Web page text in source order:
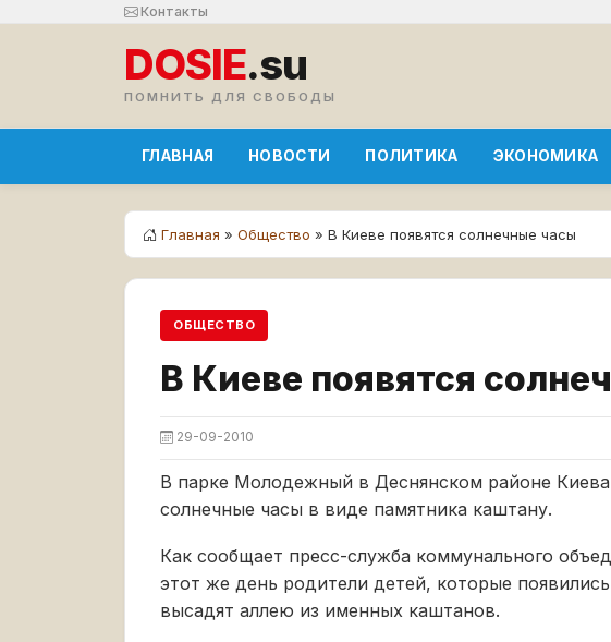
Контакты
DOSIE.su
ПОМНИТЬ ДЛЯ СВОБОДЫ
ГЛАВНАЯ НОВОСТИ ПОЛИТИКА ЭКОНОМИКА
Главная » Общество » В Киеве появятся солнечные часы
ОБЩЕСТВО
В Киеве появятся
29-09-2010
В парке Молодежный в Деснянском районе
солнечные часы в виде памятника каштану.
Как сообщает пресс-служба коммунального
этот же день родители детей, которые
высадят аллею из именных каштанов.